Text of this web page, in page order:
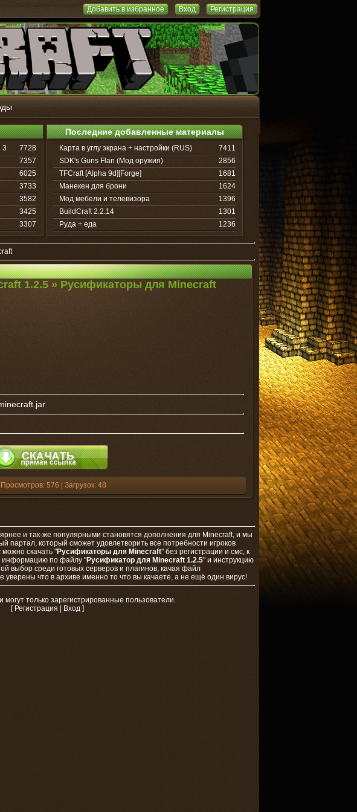
Регистрация
Вход
Добавить в избранное
3
7728
7357
6025
3733
3582
3425
3307
Последние добавленные материалы
Карта в углу экрана + настройки (RUS)
7411
SDK's Guns Flan (Мод оружия)
2856
TFCraft [Alpha 9d][Forge]
1681
Манекен для брони
1624
Мод мебели и телевизора
1396
BuildCraft 2.2.14
1301
Руда + еда
1236
1.2.5 » Русификаторы для Minecraft
576 | Загрузок: 48
и так-же популярными становятся дополнения для Minecraft, и мы
партал, который сможет удовлетворить все потребности игроков
скачать "Русификаторы для Minecraft" без регистрации и смс, к
информацию по файлу "Русификатор для Minecraft 1.2.5" и инструкцию
выбор среди готовых серверов и плагинов, качая файл
что в архиве именно то что вы качаете, а не ещё один вирус!
могут только зарегистрированные пользователи.
[ Регистрация Вход ]